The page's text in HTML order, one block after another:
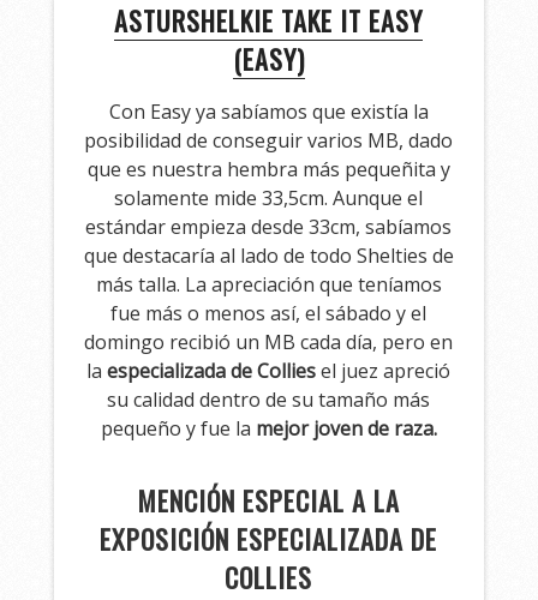
ASTURSHELKIE TAKE IT EASY
(EASY)
Con Easy ya sabíamos que existía la
posibilidad de conseguir varios MB, dado
que es nuestra hembra más pequeñita y
solamente mide 33,5cm. Aunque el
estándar empieza desde 33cm, sabíamos
que destacaría al lado de todo Shelties de
más talla. La apreciación que teníamos
fue más o menos así, el sábado y el
domingo recibió un MB cada día, pero en
laespecializada de Colliesel juez apreció
su calidad dentro de su tamaño más
pequeño y fue la mejor joven de raza.
MENCIÓN ESPECIAL A LA
EXPOSICIÓN ESPECIALIZADA DE
COLLIES